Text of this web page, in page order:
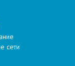
сети